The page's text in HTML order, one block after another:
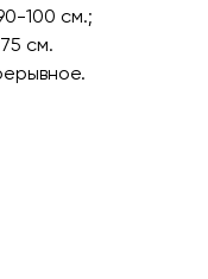
100 см.;
см.